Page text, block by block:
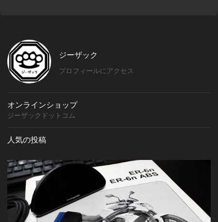
ジーザック
プロフィールにアクセス
オンラインショップ
ジーザックドットコム
人気の投稿